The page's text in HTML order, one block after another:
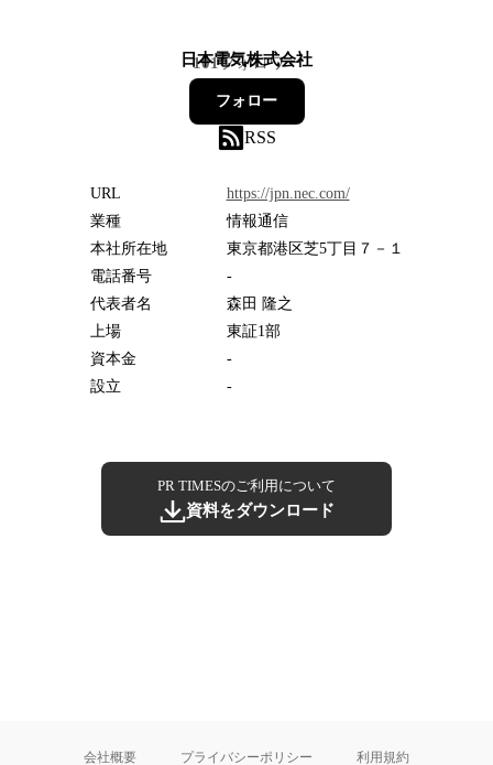
日本電気株式会社
101フォロワー
フォロー
RSS
URL
https://jpn.nec.com/
業種
情報通信
本社所在地
東京都港区芝5丁目７－１
電話番号
-
代表者名
森田 隆之
上場
東証1部
資本金
-
設立
-
PR TIMESのご利用について
資料をダウンロード
会社概要 プライバシーポリシー 利用規約